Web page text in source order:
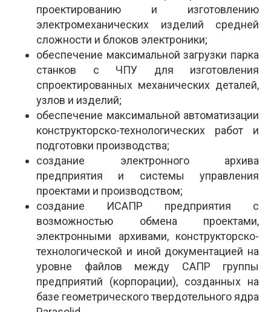
проектированию и изготовлению
электромеханических изделий средней
сложности и блоков электроники;
обеспечение максимальной загрузки парка
станков с ЧПУ для изготовления
спроектированных механических деталей,
узлов и изделий;
обеспечение максимальной автоматизации
конструкторско-технологических работ и
подготовки производства;
создание электронного архива
предприятия и системы управления
проектами и производством;
создание ИСАПР предприятия с
возможностью обмена проектами,
электронными архивами, конструкторско-
технологической и иной документацией на
уровне файлов между САПР группы
предприятий (корпорации), созданных на
базе геометрического твердотельного ядра